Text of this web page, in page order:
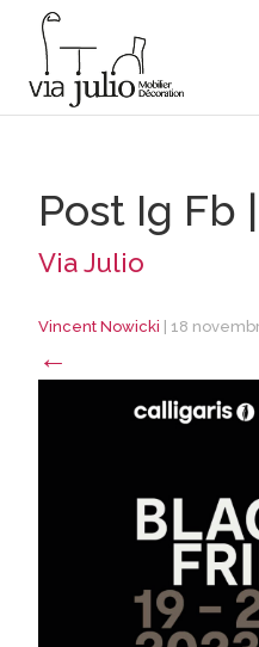
Post Ig Fb |
Via Julio
Vincent Nowicki 18
←